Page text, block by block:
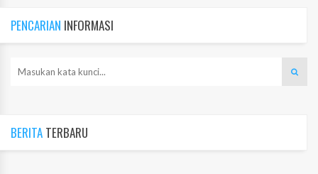
PENCARIAN INFORMASI
BERITA TERBARU